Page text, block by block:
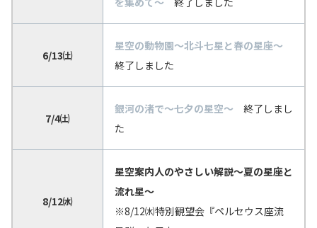
6/13㈯
星空の動物園～北斗七星と春の星座～
終了しました
7/4㈯
銀河の渚で～七夕の星空～ 終了しまし
た
8/12㈬
星空案内人のやさしい解説～夏の星座と
流れ星～
※8/12㈬特別観望会『ペルセウス座流